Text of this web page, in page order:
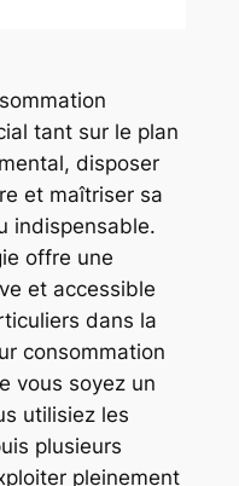
tant sur le plan
disposer
et maîtriser sa
indispensable.
offre une
et accessible
dans la
consommation
vous soyez un
utilisiez les
plusieurs
pleinement